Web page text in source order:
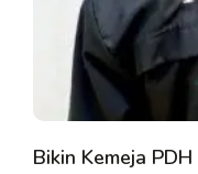
Bikin Kemeja